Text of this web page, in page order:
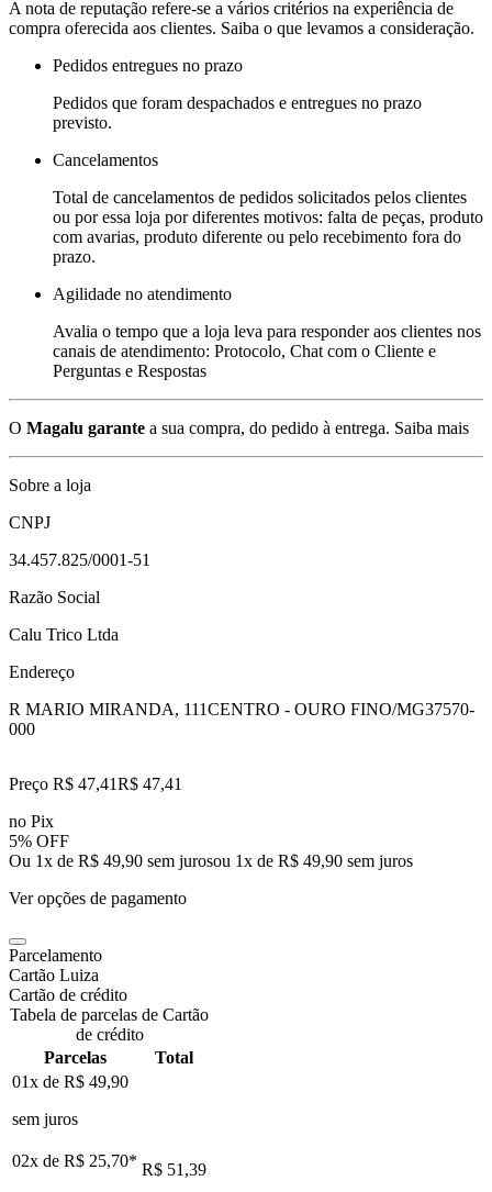
A nota de reputação refere-se a vários critérios na experiência de
compra oferecida aos clientes. Saiba o que levamos a consideração.
Pedidos entregues no prazo
Pedidos que foram despachados e entregues no prazo
previsto.
Cancelamentos
Total de cancelamentos de pedidos solicitados pelos clientes
ou por essa loja por diferentes motivos: falta de peças, produto
com avarias, produto diferente ou pelo recebimento fora do
prazo.
Agilidade no atendimento
Avalia o tempo que a loja leva para responder aos clientes nos
canais de atendimento: Protocolo, Chat com o Cliente e
Perguntas e Respostas
O Magalu garante a sua compra, do pedido à entrega. Saiba mais
Sobre a loja
CNPJ
34.457.825/0001-51
Razão Social
Calu Trico Ltda
Endereço
R MARIO MIRANDA, 111CENTRO - OURO FINO/MG37570-
000
Preço R$ 47,41R$ 47,41
no Pix
5% OFF
Ou 1x de R$ 49,90 sem jurosou 1x de R$ 49,90 sem juros
Ver opções de pagamento
Parcelamento
Cartão Luiza
Cartão de crédito
Tabela de parcelas de Cartão
de crédito
Parcelas
Total
01x de R$ 49,90
sem juros
02x de R$ 25,70* R$ 51,39